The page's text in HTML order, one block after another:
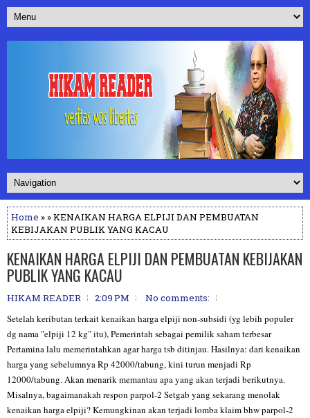
Home » » KENAIKAN HARGA ELPIJI DAN PEMBUATAN
KEBIJAKAN PUBLIK YANG KACAU
KENAIKAN HARGA ELPIJI DAN PEMBUATAN KEBIJAKAN
PUBLIK YANG KACAU
HIKAM READER 2:09 PM
No comments:
Setelah keributan terkait kenaikan harga elpiji non-subsidi (yg lebih populer
dg nama "elpiji 12 kg" itu), Pemerintah sebagai pemilik saham terbesar
Pertamina lalu memerintahkan agar harga tsb ditinjau. Hasilnya: dari kenaikan
harga yang sebelumnya Rp 42000/tabung, kini turun menjadi Rp
12000/tabung. Akan menarik memantau apa yang akan terjadi berikutnya.
Misalnya, bagaimanakah respon parpol-2 Setgab yang sekarang menolak
kenaikan harga elpiji? Kemungkinan akan terjadi lomba klaim bhw parpol-2